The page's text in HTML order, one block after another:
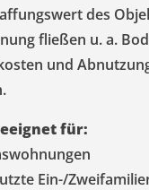
des
fließen u. a.
und
für:
Ein-/